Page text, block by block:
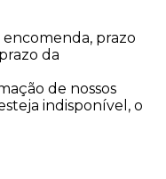
prazo
da
de nossos
indisponível, o